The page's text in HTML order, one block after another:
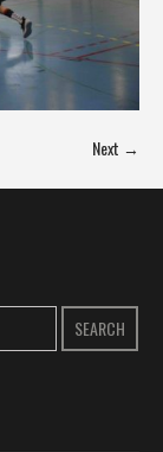
Next →
SEARCH